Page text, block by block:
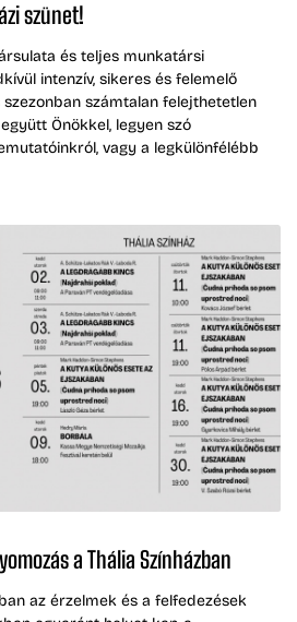
szünet!
és teljes munkatársi
intenzív, sikeres és felemelő
számtalan felejthetetlen
Önökkel, legyen szó
vagy a legkülönfélébb
a Thália Színházban
az érzelmek és a felfedezések